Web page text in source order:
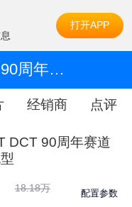
打开APP
2015款 1.8T DCT 90周年赛道冠军版旗舰型
经销商 点评
DCT 90周年赛道
18.18万 配置参数